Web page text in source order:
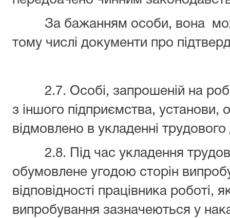
За бажанням особи, вона
тому числі документи про
2.7. Особі, запрошеній на
з іншого підприємства, установи,
відмовлено в укладенні
2.8. Під час укладення
обумовлене угодою сторін
відповідності працівника
випробування зазначеються у